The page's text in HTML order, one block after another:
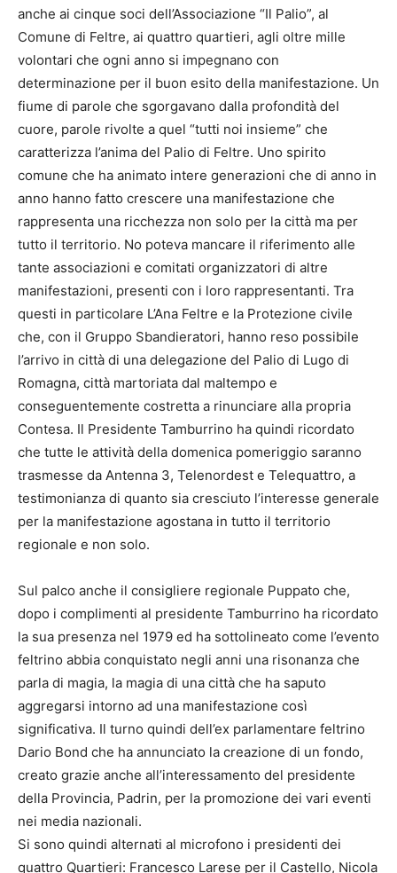
anche ai cinque soci dell’Associazione “Il Palio”, al
Comune di Feltre, ai quattro quartieri, agli oltre mille
volontari che ogni anno si impegnano con
determinazione per il buon esito della manifestazione. Un
fiume di parole che sgorgavano dalla profondità del
cuore, parole rivolte a quel “tutti noi insieme” che
caratterizza l’anima del Palio di Feltre. Uno spirito
comune che ha animato intere generazioni che di anno in
anno hanno fatto crescere una manifestazione che
rappresenta una ricchezza non solo per la città ma per
tutto il territorio. No poteva mancare il riferimento alle
tante associazioni e comitati organizzatori di altre
manifestazioni, presenti con i loro rappresentanti. Tra
questi in particolare L’Ana Feltre e la Protezione civile
che, con il Gruppo Sbandieratori, hanno reso possibile
l’arrivo in città di una delegazione del Palio di Lugo di
Romagna, città martoriata dal maltempo e
conseguentemente costretta a rinunciare alla propria
Contesa. Il Presidente Tamburrino ha quindi ricordato
che tutte le attività della domenica pomeriggio saranno
trasmesse da Antenna 3, Telenordest e Telequattro, a
testimonianza di quanto sia cresciuto l’interesse generale
per la manifestazione agostana in tutto il territorio
regionale e non solo.
Sul palco anche il consigliere regionale Puppato che,
dopo i complimenti al presidente Tamburrino ha ricordato
la sua presenza nel 1979 ed ha sottolineato come l’evento
feltrino abbia conquistato negli anni una risonanza che
parla di magia, la magia di una città che ha saputo
aggregarsi intorno ad una manifestazione così
significativa. Il turno quindi dell’ex parlamentare feltrino
Dario Bond che ha annunciato la creazione di un fondo,
creato grazie anche all’interessamento del presidente
della Provincia, Padrin, per la promozione dei vari eventi
nei media nazionali.
Si sono quindi alternati al microfono i presidenti dei
quattro Quartieri: Francesco Larese per il Castello, Nicola